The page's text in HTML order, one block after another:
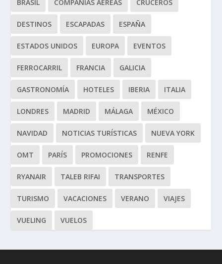
BRASIL COMPAÑÍAS AÉREAS CRUCEROS
DESTINOS ESCAPADAS ESPAÑA
ESTADOS UNIDOS EUROPA EVENTOS
FERROCARRIL FRANCIA GALICIA
GASTRONOMÍA HOTELES IBERIA ITALIA
LONDRES MADRID MÁLAGA MÉXICO
NAVIDAD NOTICIAS TURÍSTICAS NUEVA YORK
OMT PARÍS PROMOCIONES RENFE
RYANAIR TALEB RIFAI TRANSPORTES
TURISMO VACACIONES VERANO VIAJES
VUELING VUELOS